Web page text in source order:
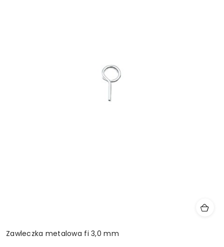
Zawleczka metalowa fi 3,0 mm